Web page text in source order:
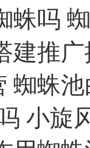
蛛吗
建推
蜘蛛
小旋